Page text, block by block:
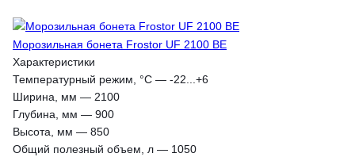
Морозильная бонета Frostor UF 2100 BE
Характеристики
Температурный режим, °С — -22...+6
Ширина, мм — 2100
Глубина, мм — 900
Высота, мм — 850
Общий полезный объем, л — 1050